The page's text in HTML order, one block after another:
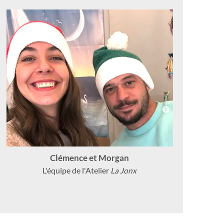
Clémence et Morgan
L'équipe de l'Atelier La Jonx